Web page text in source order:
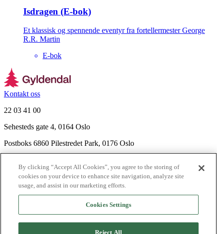
Isdragen (E-bok)
Et klassisk og spennende eventyr fra fortellermester George
R.R. Martin
E-bok
Kontakt oss
22 03 41 00
Sehesteds gate 4, 0164 Oslo
Postboks 6860 Pilestredet Park, 0176 Oslo
Nyhetsbrev
Ledige stillinger
Send inn manus
By clicking “Accept All Cookies”, you agree to the storing of
cookies on your device to enhance site navigation, analyze site
usage, and assist in our marketing efforts.
Cookies Settings
Reject All